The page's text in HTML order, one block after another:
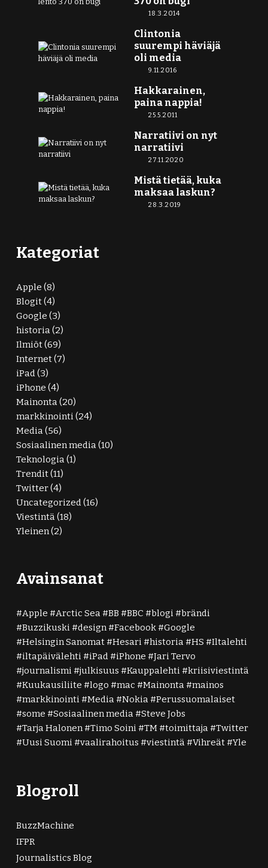
18.3.2014
Clintonia
suurempi häviäjä
oli media
9.11.2016
Hakkarainen,
paina nappia!
25.5.2011
Narratiivi on nyt
narratiivi
27.11.2020
Mistä tietää, kuka
maksaa laskun?
28.3.2019
Kategoriat
Apple (8)
Blogit(4)
Google (3)
historia(2)
Ilmiöt(69)
Internet(7)
iPad(3)
iPhone (4)
Mainonta(20)
markkinointi(24)
Media(56)
Sosiaalinen media(10)
Teknologia(1)
Trendit(11)
Twitter(4)
Uncategorized(16)
Viestintä(18)
Yleinen(2)
Avainsanat
Apple Arctic Sea BB BBC blogi
brändi
Buzzikuski
design Facebook
Google
Helsingin Sanomat
Hesari historia HS
Iltalehti
iltapäivälehti
iPad iPhone
Jari Tervo
journalismi
julkisuus Kauppalehti
kriisiviestintä
Kuukausiliite
logo mac Mainonta
mainos
markkinointi
Media Nokia
Perussuomalaiset
some
Sosiaalinen media
Steve Jobs
Tarja Halonen
Timo Soini TM toimittaja
Twitter
Uusi Suomi
vaalirahoitus viestintä Vihreät Yle
Blogroll
BuzzMachine
IFPR
Journalistics Blog